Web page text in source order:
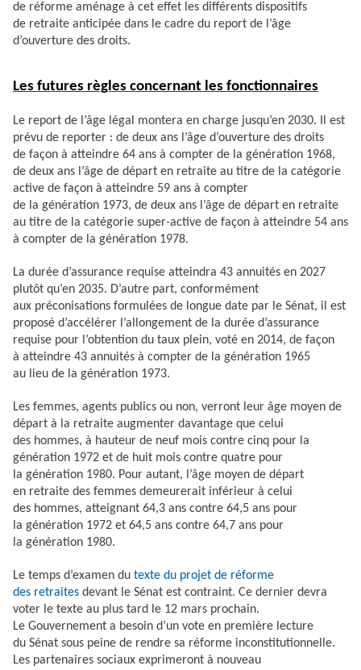
de réforme aménage à cet effet les différents dispositifs
de retraite anticipée dans le cadre du report de l’âge
d’ouverture des droits.
Les futures règles concernant les fonctionnaires
Le report de l’âge légal montera en charge jusqu’en 2030. Il est
prévu de reporter : de deux ans l’âge d’ouverture des droits
de façon à atteindre 64 ans à compter de la génération 1968,
de deux ans l’âge de départ en retraite au titre de la catégorie
active de façon à atteindre 59 ans à compter
de la génération 1973, de deux ans l’âge de départ en retraite
au titre de la catégorie super-active de façon à atteindre 54 ans
à compter de la génération 1978.
La durée d’assurance requise atteindra 43 annuités en 2027
plutôt qu’en 2035. D’autre part, conformément
aux préconisations formulées de longue date par le Sénat, il est
proposé d’accélérer l’allongement de la durée d’assurance
requise pour l’obtention du taux plein, voté en 2014, de façon
à atteindre 43 annuités à compter de la génération 1965
au lieu de la génération 1973.
Les femmes, agents publics ou non, verront leur âge moyen de
départ à la retraite augmenter davantage que celui
des hommes, à hauteur de neuf mois contre cinq pour la
génération 1972 et de huit mois contre quatre pour
la génération 1980. Pour autant, l’âge moyen de départ
en retraite des femmes demeurerait inférieur à celui
des hommes, atteignant 64,3 ans contre 64,5 ans pour
la génération 1972 et 64,5 ans contre 64,7 ans pour
la génération 1980.
Le temps d’examen du texte du projet de réforme
des retraites devant le Sénat est contraint. Ce dernier devra
voter le texte au plus tard le 12 mars prochain.
Le Gouvernement a besoin d’un vote en première lecture
du Sénat sous peine de rendre sa réforme inconstitutionnelle.
Les partenaires sociaux exprimeront à nouveau